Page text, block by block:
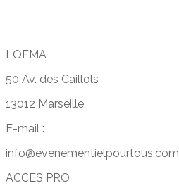
LOEMA
50 Av. des Caillols
13012 Marseille
E-mail :
info@evenementielpourtous.com
ACCES PRO